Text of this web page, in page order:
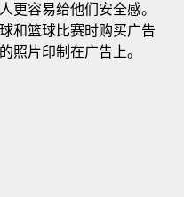
更容易给他们安全感。
和篮球比赛时购买广告
照片印制在广告上。